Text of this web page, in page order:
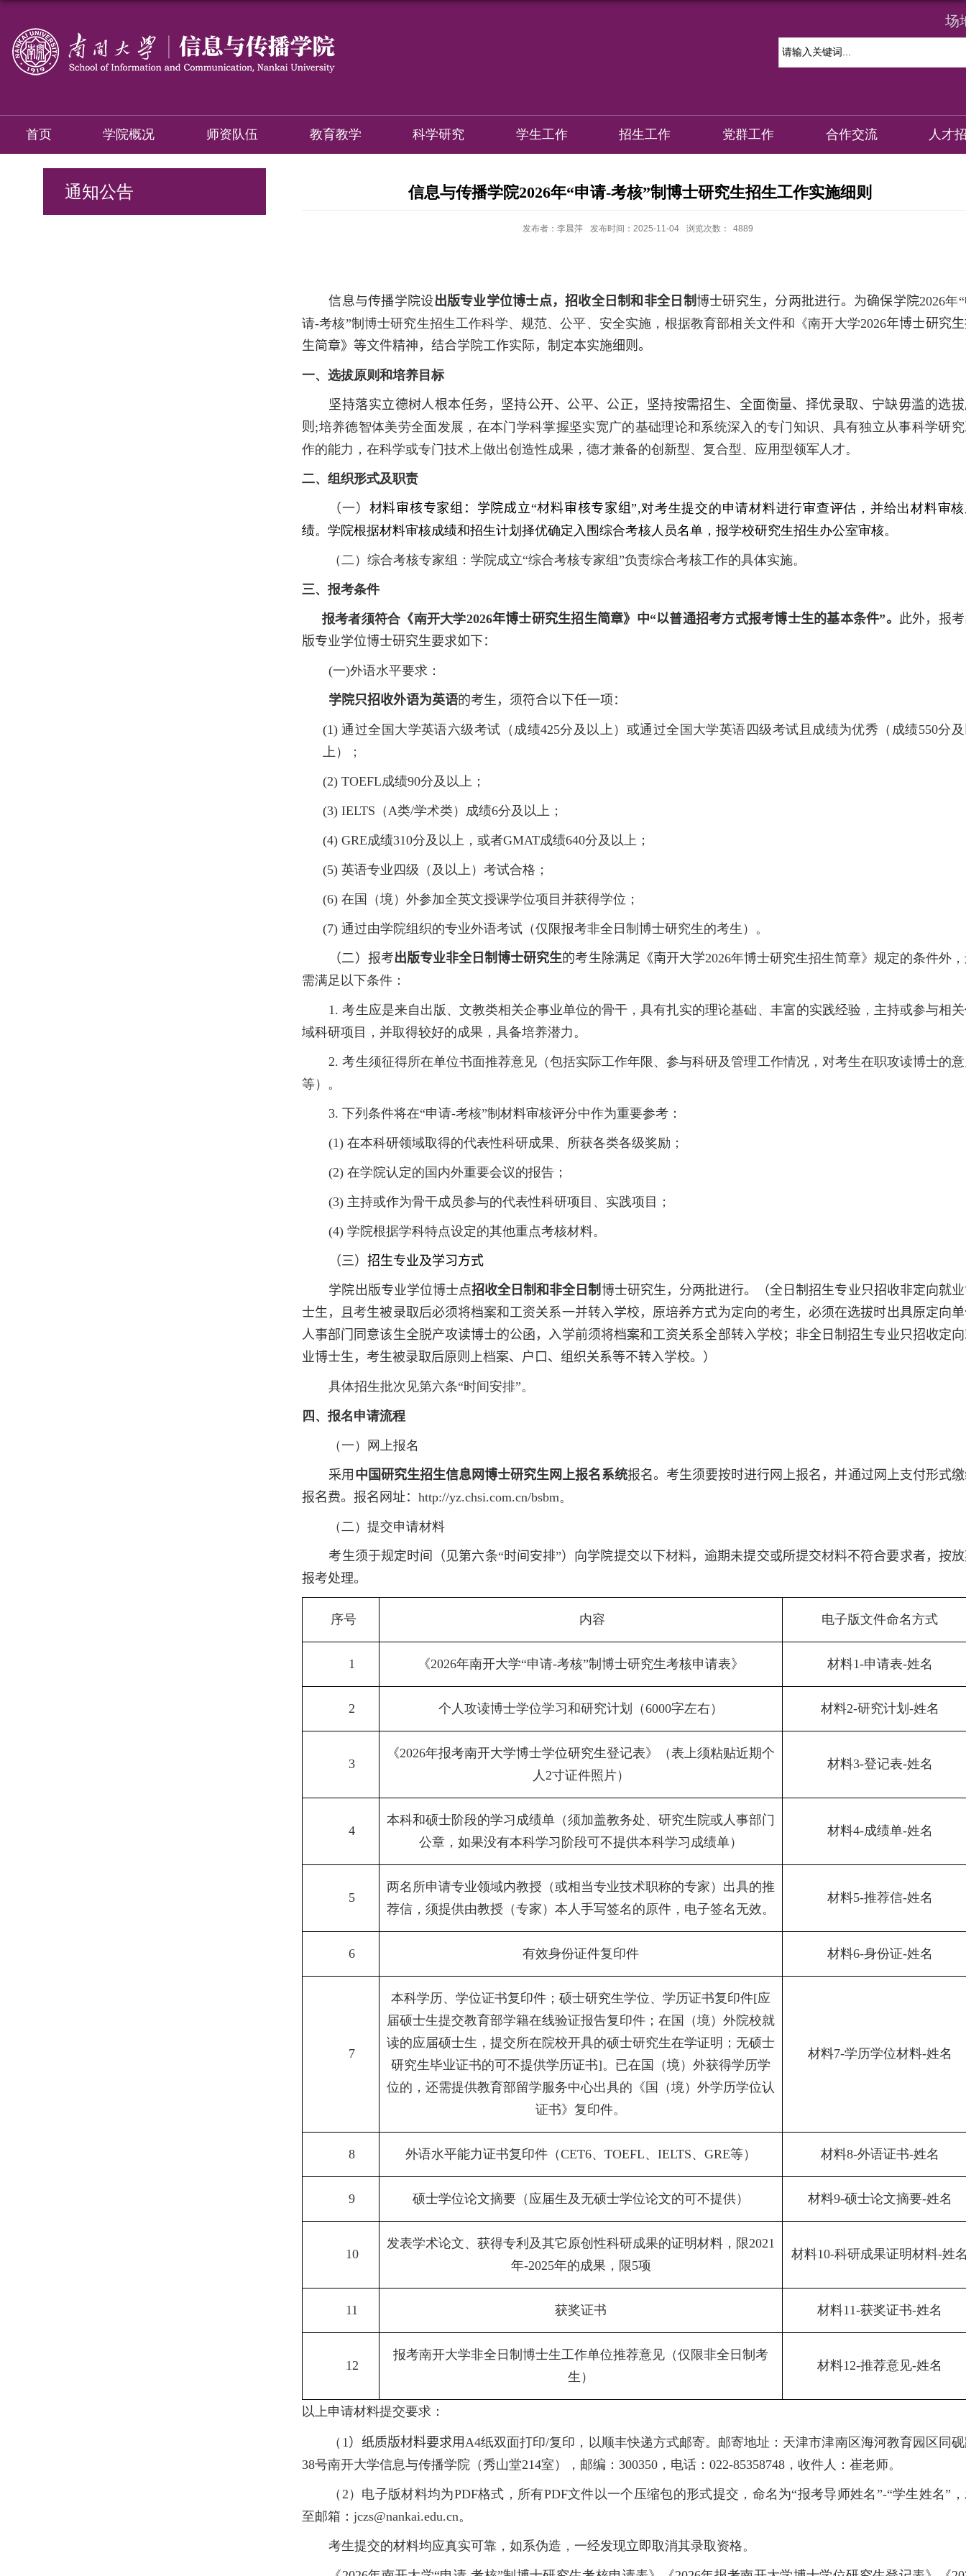
场
首页 学院概况 师资队伍 教育教学 科学研究 学生工作 招生工作 党群工作 合作交流 人才
通知公告 信息与传播学院2026年“申请-考核”制博士研究生招生工作实施细则
发布者：李晨萍 发布时间：2025-11-04 浏览次数： 4889
信息与传播学院设出版专业学位博士点，招收全日制和非全日制博士研究生，分两批进行。为确保学院2026年
请-考核”制博士研究生招生工作科学、规范、公平、安全实施，根据教育部相关文件和《南开大学2026年博士研究
生简章》等文件精神，结合学院工作实际，制定本实施细则。
一、选拔原则和培养目标
坚持落实立德树人根本任务，坚持公开、 公平、公正，坚持按需招生、全面衡量、择优录取、宁缺毋滥的选
则 ;培养德智体美劳全面发展，在本门学科掌握坚实宽广的基础理论和系统深入的专门知识、具有独立从事科学研
作的能力，在科学或专门技术上做出创造性成果，德才兼备的创新型、复合型、应用型领军人才。
二、组织形式及职责
（一） 材料审核专家组：学院成立“材料审核专家组”,对考生提交的申请材料进行审查评估，并给出材料审
绩。学院根据材料审核成绩和招生计划择优确定入围综合考核人员名单，报学校研究生招生办公室审核。
（二）综合考核专家组：学院成立“综合考核专家组”负责综合考核工作的具体实施。
三、报考条件
报考者须符合《南开大学2026年博士研究生招生简章》中“以普通招考方式报考博士生的基本条件”。 此外，报
版专业学位博士研究生要求如下：
(一)外语水平要求：
学院只招收外语为英语的考生，须符合以下任一项：
(1) 通过全国大学英语六级考试（成绩425分及以上）或通过全国大学英语四级考试且成绩为优秀（成绩550分
上）；
(2) TOEFL成绩90分及以上；
(3) IELTS （A类/学术类）成绩6分及以上；
(4) GRE成绩310分及以上，或者GMAT成绩640分及以上；
(5) 英语专业四级（及以上）考试合格；
(6) 在国（境）外参加全英文授课学位项目并获得学位；
(7) 通过由学院组织的专业外语考试（仅限报考非全日制博士研究生的考生）。
（二）报考出版专业非全日制博士研究生的考生除满足《南开大学2026年博士研究生招生简章》规定的条件外
需满足以下条件：
1. 考生应是来自出版、文教类相关企事业单位的骨干，具有扎实的理论基础、丰富的实践经验，主持或参与相
域科研项目，并取得较好的成果，具备培养潜力。
2. 考生须征得所在单位书面推荐意见（包括实际工作年限、参与科研及管理工作情况，对考生在职攻读博士的
等）。
3. 下列条件将在“申请-考核”制材料审核评分中作为重要参考：
(1) 在本科研领域取得的代表性科研成果、所获各类各级奖励；
(2) 在学院认定的国内外重要会议的报告；
(3) 主持或作为骨干成员参与的代表性科研项目、实践项目；
(4) 学院根据学科特点设定的其他重点考核材料。
（三）招生专业及学习方式
学院出版专业学位博士点招收全日制和非全日制博士研究生，分两批进行。（全日制招生专业只招收非定向就
士生，且考生被录取后必须将档案和工资关系一并转入学校，原培养方式为定向的考生，必须在选拔时出具原定向
人事部门同意该生全脱产攻读博士的公函，入学前须将档案和工资关系全部转入学校；非全日制招生专业只招收定
业博士生，考生被录取后原则上档案、户口、组织关系等不转入学校。）
具体招生批次见第六条“时间安排”。
四、报名申请流程
（一）网上报名
采用 中国研究生招生信息网博士研究生网上报名系统报名。考生须要按时进行网上报名，并通过网上支付形式
报名费。 报名网址： http://yz.chsi.com.cn/bsbm。
（二）提交申请材料
考生须于规定时间（见第六条“时间安排”）向学院提交以下材料，逾期未提交或所提交材料不符合要求者，按
报考处理。
序号 内容 电子版文件命名方式
1 《2026年南开大学“申请-考核”制博士研究生考核申请表》 材料1-申请表-姓名
2 个人攻读博士学位学习和研究计划（6000字左右） 材料2-研究计划 -姓名
3
《2026年报考南开大学博士学位研究生登记表》（表上须粘贴近期个
人2寸证件照片）
材料3-登记表-姓名
4
本科和硕士阶段的学习成绩单（须加盖教务处、研究生院或人事部门
公章，如果没有本科学习阶段可不提供本科学习成绩单）
材料4-成绩单-姓名
5
两名所申请专业领域内教授（或相当专业技术职称的专家）出具的推
荐信，须提供由教授（专家）本人手写签名的原件，电子签名无效。
材料5-推荐信-姓名
6 有效身份证件复印件 材料6-身份证-姓名
7
本科学历、学位证书复印件；硕士研究生学位、学历证书复印件[应
届硕士生提交教育部学籍在线验证报告复印件；在国（境）外院校就
读的应届硕士生，提交所在院校开具的硕士研究生在学证明；无硕士
研究生毕业证书的可不提供学历证书]。已在国（境）外获得学历学
位的，还需提供教育部留学服务中心出具的《国（境）外学历学位认
证书》复印件。
材料7-学历学位材料-姓名
8 外语水平能力证书复印件（CET6、 TOEFL、 IELTS、 GRE等） 材料8-外语证书-姓名
9 硕士学位论文摘要（应届生及无硕士学位论文的可不提供） 材料9-硕士论文摘要-姓名
10
发表学术论文、获得专利及其它原创性科研成果的证明材料，限2021
年-2025年的成果，限5项
材料10-科研成果证明材料-姓
11 获奖证书 材料11-获奖证书-姓名
12
报考南开大学非全日制博士生工作单位推荐意见（仅限非全日制考
生）
材料12-推荐意见-姓名
以上申请材料提交要求：
（ 1） 纸质版材料要求用A4纸双面打印/复印，以顺丰快递方式邮寄。邮寄地址：天津市津南区海河教育园区同
38号南开大学信息与传播学院（秀山堂214室），邮编： 300350 ，电话： 022-85358748 ，收件人：崔老师。
（ 2 ）电子版材料均为PDF格式，所有PDF文件以一个压缩包的形式提交，命名为“报考导师姓名”-“学生姓名”
至邮箱： jczs@nankai.edu.cn。
考生提交的材料均应真实可靠，如系伪造，一经发现立即取消其录取资格。